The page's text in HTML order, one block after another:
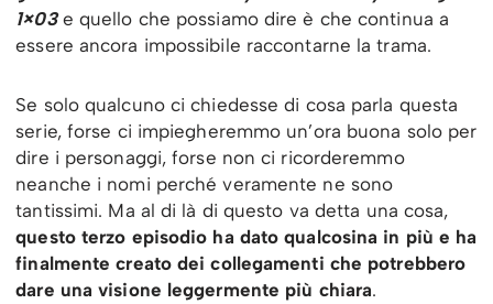
1×03 e quello che possiamo dire è che continua a
essere ancora impossibile raccontarne la trama.
Se solo qualcuno ci chiedesse di cosa parla questa
serie, forse ci impiegheremmo un’ora buona solo per
dire i personaggi, forse non ci ricorderemmo
neanche i nomi perché veramente ne sono
tantissimi. Ma al di là di questo va detta una cosa,
questo terzo episodio ha dato qualcosina in più e ha
finalmente creato dei collegamenti che potrebbero
dare una visione leggermente più chiara.